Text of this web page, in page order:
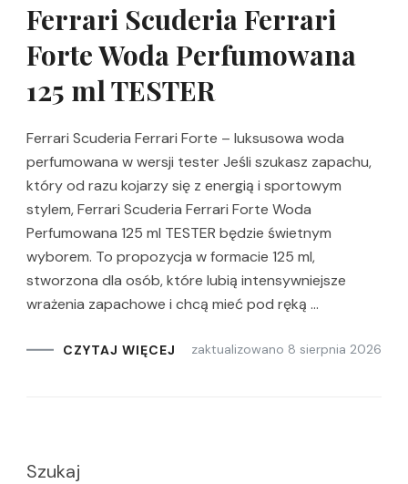
Ferrari Scuderia Ferrari
Forte Woda Perfumowana
125 ml TESTER
Ferrari Scuderia Ferrari Forte – luksusowa woda
perfumowana w wersji tester Jeśli szukasz zapachu,
który od razu kojarzy się z energią i sportowym
stylem, Ferrari Scuderia Ferrari Forte Woda
Perfumowana 125 ml TESTER będzie świetnym
wyborem. To propozycja w formacie 125 ml,
stworzona dla osób, które lubią intensywniejsze
wrażenia zapachowe i chcą mieć pod ręką …
CZYTAJ WIĘCEJ zaktualizowano 8 sierpnia 2026
Szukaj